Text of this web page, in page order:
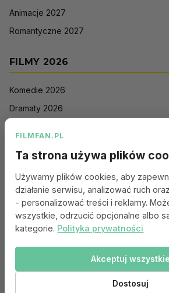
Animacje 2027
Romantyczne 2027
FILMY 2026
Komedie 2026
Dramaty 2026
Sci-Fi 2026
Animacje 2026
Romantyczne 2026
Portal:
© 2010–2026 FILMFAN.PL – Film.
FILMFAN.PL
Ta strona używa plików
Używamy plików cookies, aby
działanie serwisu, analizować ruch
- personalizować treści i reklamy.
wszystkie, odrzucić opcjonalne albo
kategorie. Polityka prywatności
Dostosuj
Akceptuj wszystkie